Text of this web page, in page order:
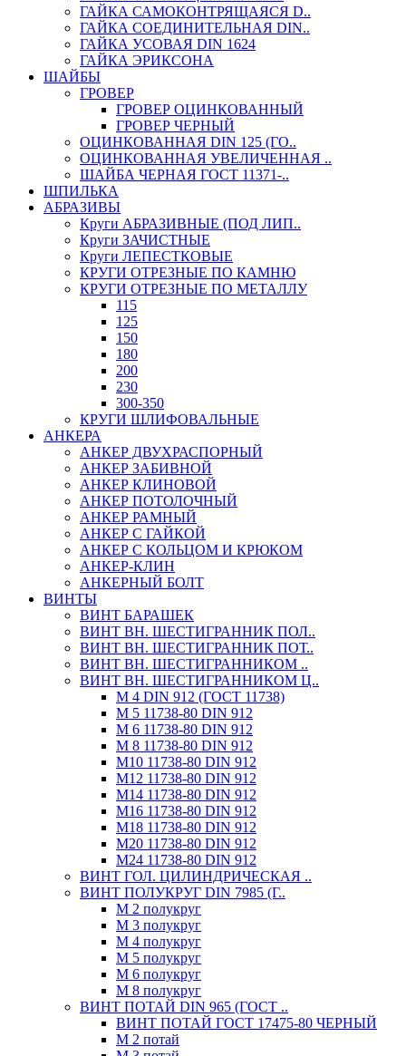
ГАЙКА САМОКОНТРЯЩАЯСЯ D..
ГАЙКА СОЕДИНИТЕЛЬНАЯ DIN..
ГАЙКА УСОВАЯ DIN 1624
ГАЙКА ЭРИКСОНА
ШАЙБЫ
ГРОВЕР
ГРОВЕР ОЦИНКОВАННЫЙ
ГРОВЕР ЧЕРНЫЙ
ОЦИНКОВАННАЯ DIN 125 (ГО..
ОЦИНКОВАННАЯ УВЕЛИЧЕННАЯ ..
ШАЙБА ЧЕРНАЯ ГОСТ 11371-..
ШПИЛЬКА
АБРАЗИВЫ
Круги АБРАЗИВНЫЕ (ПОД ЛИП..
Круги ЗАЧИСТНЫЕ
Круги ЛЕПЕСТКОВЫЕ
КРУГИ ОТРЕЗНЫЕ ПО КАМНЮ
КРУГИ ОТРЕЗНЫЕ ПО МЕТАЛЛУ
115
125
150
180
200
230
300-350
КРУГИ ШЛИФОВАЛЬНЫЕ
АНКЕРА
АНКЕР ДВУХРАСПОРНЫЙ
АНКЕР ЗАБИВНОЙ
АНКЕР КЛИНОВОЙ
АНКЕР ПОТОЛОЧНЫЙ
АНКЕР РАМНЫЙ
АНКЕР С ГАЙКОЙ
АНКЕР С КОЛЬЦОМ И КРЮКОМ
АНКЕР-КЛИН
АНКЕРНЫЙ БОЛТ
ВИНТЫ
ВИНТ БАРАШЕК
ВИНТ ВН. ШЕСТИГРАННИК ПОЛ..
ВИНТ ВН. ШЕСТИГРАННИК ПОТ..
ВИНТ ВН. ШЕСТИГРАННИКОМ ..
ВИНТ ВН. ШЕСТИГРАННИКОМ Ц..
М 4 DIN 912 (ГОСТ 11738)
М 5 11738-80 DIN 912
М 6 11738-80 DIN 912
М 8 11738-80 DIN 912
М10 11738-80 DIN 912
М12 11738-80 DIN 912
М14 11738-80 DIN 912
М16 11738-80 DIN 912
М18 11738-80 DIN 912
М20 11738-80 DIN 912
М24 11738-80 DIN 912
ВИНТ ГОЛ. ЦИЛИНДРИЧЕСКАЯ ..
ВИНТ ПОЛУКРУГ DIN 7985 (Г..
М 2 полукруг
М 3 полукруг
М 4 полукруг
М 5 полукруг
М 6 полукруг
М 8 полукруг
ВИНТ ПОТАЙ DIN 965 (ГОСТ ..
ВИНТ ПОТАЙ ГОСТ 17475-80 ЧЕРНЫЙ
М 2 потай